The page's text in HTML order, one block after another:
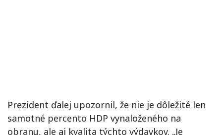
Prezident ďalej upozornil, že nie je dôležité len
samotné percento HDP vynaloženého na
obranu, ale aj kvalita týchto výdavkov. „Je